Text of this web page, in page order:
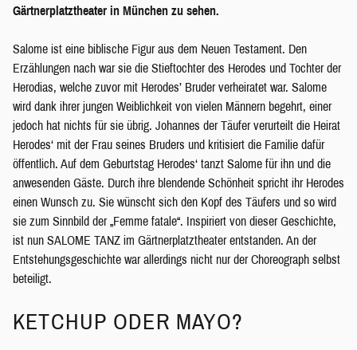
Gärtnerplatztheater in München zu sehen.
Salome ist eine biblische Figur aus dem Neuen Testament. Den
Erzählungen nach war sie die Stieftochter des Herodes und Tochter der
Herodias, welche zuvor mit Herodes’ Bruder verheiratet war. Salome
wird dank ihrer jungen Weiblichkeit von vielen Männern begehrt, einer
jedoch hat nichts für sie übrig. Johannes der Täufer verurteilt die Heirat
Herodes‘ mit der Frau seines Bruders und kritisiert die Familie dafür
öffentlich. Auf dem Geburtstag Herodes‘ tanzt Salome für ihn und die
anwesenden Gäste. Durch ihre blendende Schönheit spricht ihr Herodes
einen Wunsch zu. Sie wünscht sich den Kopf des Täufers und so wird
sie zum Sinnbild der „Femme fatale“. Inspiriert von dieser Geschichte,
ist nun SALOME TANZ im Gärtnerplatztheater entstanden. An der
Entstehungsgeschichte war allerdings nicht nur der Choreograph selbst
beteiligt.
KETCHUP ODER MAYO?